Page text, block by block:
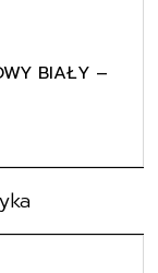
BIAŁY –